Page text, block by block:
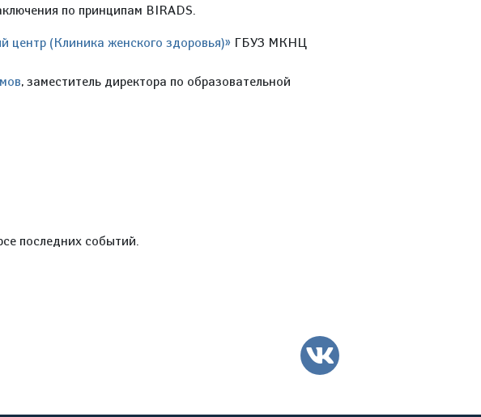
по принципам BIRADS.
центр (Клиника женского здоровья)» ГБУЗ МКНЦ
, заместитель директора по образовательной
последних событий.
ВКонтакте